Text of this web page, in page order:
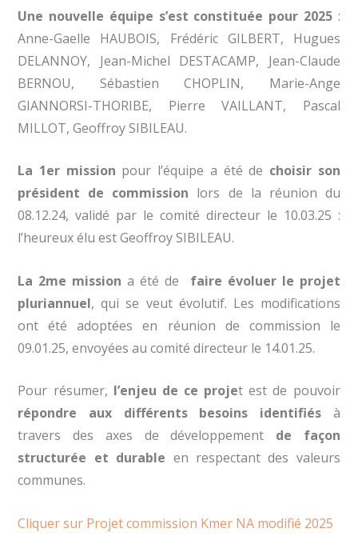
Une nouvelle équipe s’est constituée pour 2025:
Anne-Gaelle HAUBOIS, Frédéric GILBERT, Hugues
DELANNOY, Jean-Michel DESTACAMP, Jean-Claude
BERNOU, Sébastien CHOPLIN, Marie-Ange
GIANNORSI-THORIBE, Pierre VAILLANT, Pascal
MILLOT, Geoffroy SIBILEAU.
La 1er mission pour l’équipe a été de choisir son
président de commission lors de la réunion du
08.12.24, validé par le comité directeur le 10.03.25 :
l’heureux élu est Geoffroy SIBILEAU.
La 2me mission a été de faire évoluer le projet
pluriannuel, qui se veut évolutif. Les modifications
ont été adoptées en réunion de commission le
09.01.25, envoyées au comité directeur le 14.01.25.
Pour résumer, l’enjeu de ce projet est de pouvoir
répondre aux différents besoins identifiésà
travers des axes de développement de façon
structurée et durable en respectant des valeurs
communes.
Cliquer sur Projet commission Kmer NA modifié 2025